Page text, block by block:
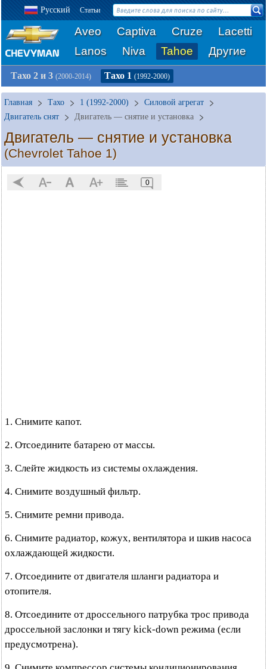
Русский Статьи
Aveo Captiva Cruze
Lacetti
Lanos
Niva Tahoe Другие
Тахо 2 и 3 (2000-2014) Тахо 1 (1992-2000)
Главная Тахо 1 (1992-2000)
Силовой агрегат
Двигатель снят
Двигатель — снятие и установка
Двигатель — снятие и установка
(Chevrolet Tahoe 1)
0
1. Снимите капот.
2. Отсоедините батарею от массы.
3. Слейте жидкость из системы охлаждения.
4. Снимите воздушный фильтр.
5. Снимите ремни привода.
6. Снимите радиатор, кожух, вентилятора и шкив насоса
охлаждающей жидкости.
7. Отсоедините от двигателя шланги радиатора и
отопителя.
8. Отсоедините от дроссельного патрубка трос привода
дроссельной заслонки и тягу kick-down режима (если
предусмотрена).